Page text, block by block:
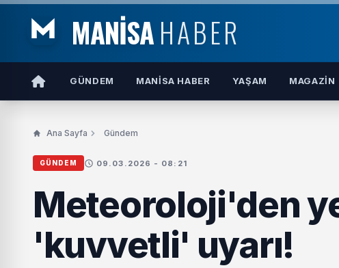
MANİSAHABER
GÜNDEM MANISA HABER YAŞAM MAGAZIN
Ana Sayfa Gündem
GÜNDEM 09.03.2026 - 08:21
Meteoroloji'den
'kuvvetli' uyarı!